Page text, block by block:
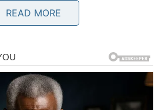
prije nego što čujete cijelu priču.
READ MORE